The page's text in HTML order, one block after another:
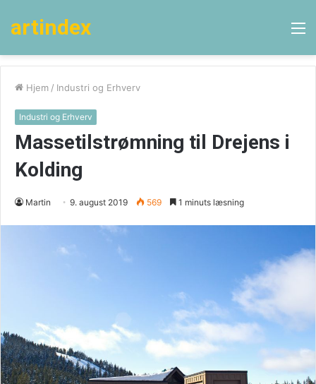
artindex
Hjem / Industri og Erhverv
Industri og Erhverv
Massetilstrømning til Drejens i
Kolding
Martin 9. august 2019 569 1 minuts læsning